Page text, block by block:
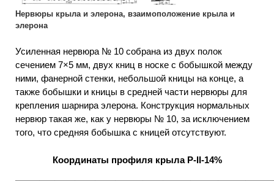
Нервюры крыла и элерона, взаимоположение крыла и
элерона
Усиленная нервюра № 10 собрана из двух полок
сечением 7×5 мм, двух книц в носке с бобышкой между
ними, фанерной стенки, небольшой кницы на конце, а
также бобышки и кницы в средней части нервюры для
крепления шарнира элерона. Конструкция нормальных
нервюр такая же, как у нервюры № 10, за исключением
того, что средняя бобышка с кницей отсутствуют.
Координаты профиля крыла Р-II-14%